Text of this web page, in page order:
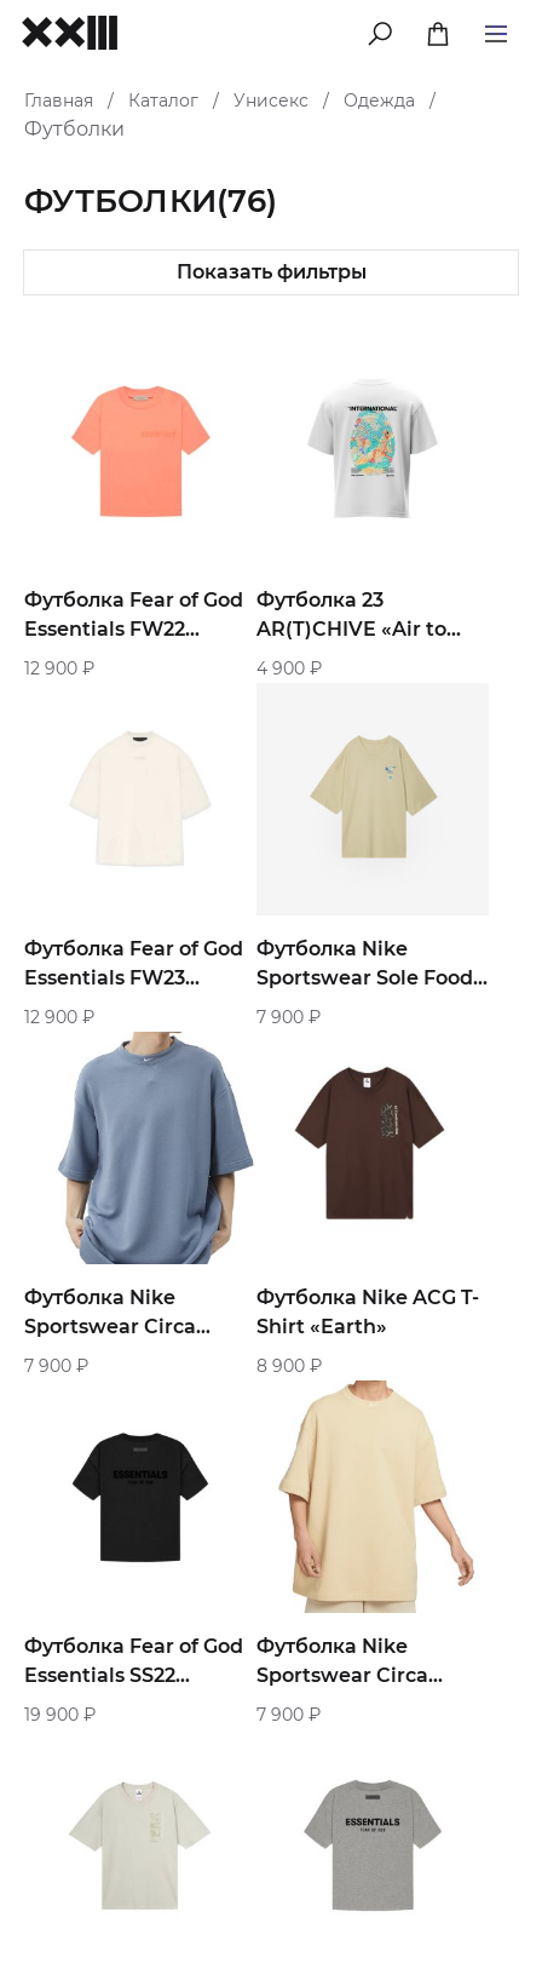
меню
Главная / Каталог / Унисекс / Одежда /
Футболки
ФУТБОЛКИ(76)
Показать фильтры
Футболка Fear of God
Essentials FW22
«Coral»
12 900 ₽
Футболка 23
AR(T)CHIVE «Air to
style»
4 900 ₽
Футболка Fear of God
Essentials FW23
«White»
12 900 ₽
Футболка Nike
Sportswear Sole Food
«Biege»
7 900 ₽
Футболка Nike
Sportswear Circa
«Blue»
7 900 ₽
Футболка Nike ACG T-
Shirt «Earth»
8 900 ₽
Футболка Fear of God
Essentials SS22
«Black»
19 900 ₽
Футболка Nike
Sportswear Circa
«Gold»
7 900 ₽